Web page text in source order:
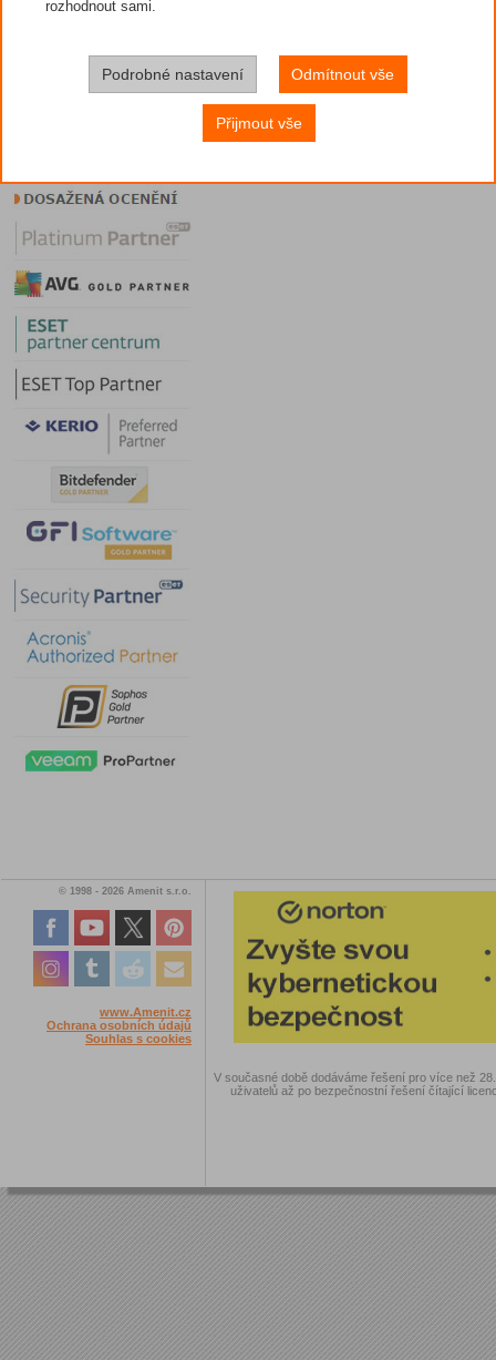
Prodejci
© 1998 - 2026 Amenit s.r.o.
www.Amenit.cz
Ochrana osobních údajů
Souhlas s cookies
V současné době dodáváme řešení pro více než
uživatelů až po bezpečnostní řešení čítající
rozhodnout sami.
Podrobné nastavení Odmítnout vše
Přijmout vše